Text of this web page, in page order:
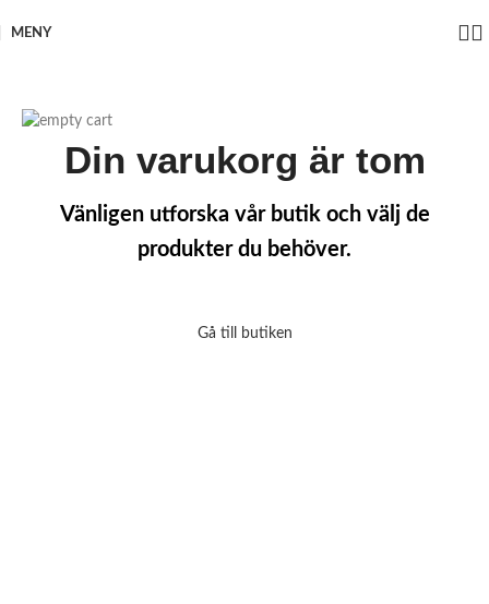
MENY
Din varukorg är tom
Vänligen utforska vår butik och välj de
produkter du behöver.
Gå till butiken